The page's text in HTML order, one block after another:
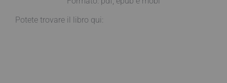
Potete trovare il libro qui: